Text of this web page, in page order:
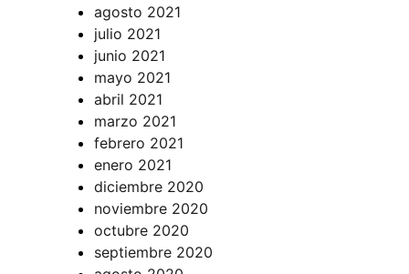
agosto 2021
julio 2021
junio 2021
mayo 2021
abril 2021
marzo 2021
febrero 2021
enero 2021
diciembre 2020
noviembre 2020
octubre 2020
septiembre 2020